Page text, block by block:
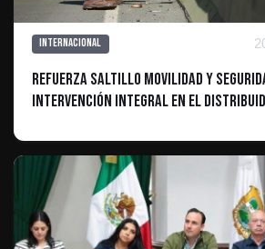
Internacional
Refuerza Saltillo movilidad y
intervención integral en el